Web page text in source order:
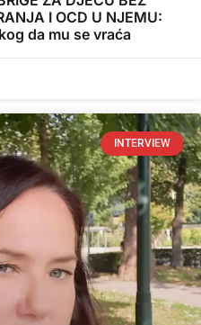
I OCD U NJEMU:
da mu se vraća
INTERVIEW